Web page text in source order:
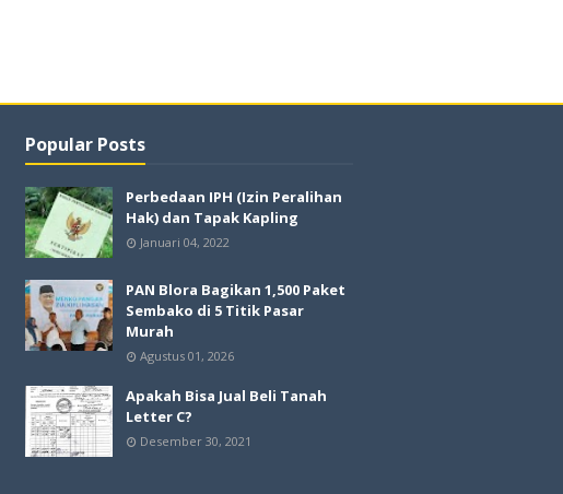
Popular Posts
Perbedaan IPH (Izin Peralihan
Hak) dan Tapak Kapling
Januari 04, 2022
PAN Blora Bagikan 1,500 Paket
Sembako di 5 Titik Pasar
Murah
Agustus 01, 2026
Apakah Bisa Jual Beli Tanah
Letter C?
Desember 30, 2021